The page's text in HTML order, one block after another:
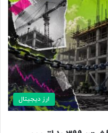
ارز دیجیتال